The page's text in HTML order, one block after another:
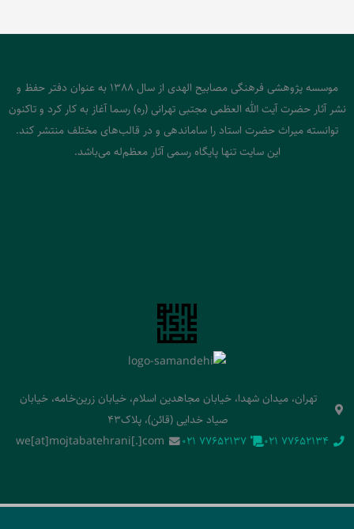
موسسه پژوهشی فرهنگی مصابیح الهدی از سال 1388 به عنوان دفتر حفظ و
نشر آثار حضرت آیت الله العظمی مجتبی تهرانی (ره) رسما آغاز به کار کرد و تاکنون
توانسته میراث حضرت استاد را ساماندهی و در قالب‌های مختلف منتشر کند.
این سایت تنها پایگاه رسمی آثار معظم‌له می‌باشد.
تهران، میدان شهدا، خیابان مجاهدین اسلام، خیابان زرین‌خامه، خیابان
صیاد خدایی (قائن)، پلاک43
‭021 77652134‬
‭021 77652137‬
we[at]mojtabatehrani[.]com